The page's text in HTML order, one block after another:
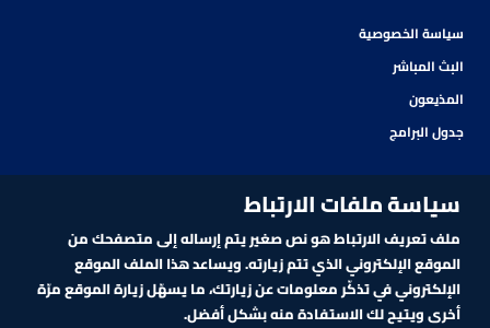
سياسة الخصوصية
البث المباشر
المذيعون
جدول البرامج
سياسة ملفات الارتباط
ملف تعريف الارتباط هو نص صغير يتم إرساله إلى متصفحك من
الموقع الإلكتروني الذي تتم زيارته. ويساعد هذا الملف الموقع
الإلكتروني في تذكّر معلومات عن زيارتك، ما يسهّل زيارة الموقع مرّة
أخرى ويتيح لك الاستفادة منه بشكل أفضل.